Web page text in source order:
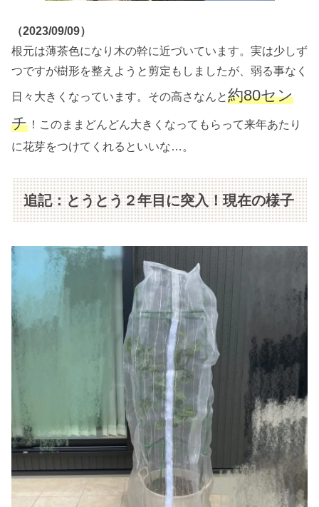
（2023/09/09）
根元は薄茶色になり木の幹に近づいています。実は少しず
つですが樹形を整えようと剪定もしましたが、弱る事なく
日々大きくなっています。その高さなんと約80セン
チ ！このままどんどん大きくなってもらって来年あたり
に花芽をつけてくれるといいな…。
追記：とうとう２年目に突入！現在の様子